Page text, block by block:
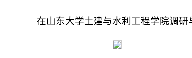
在山东大学土建与水利工程学院调研